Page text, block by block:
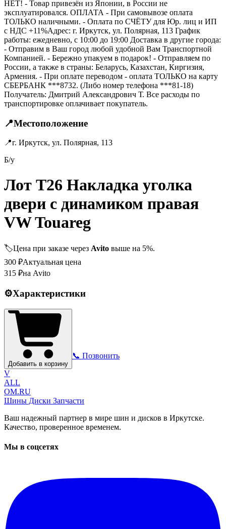
НЕТ! - Товар привезён из Японии, в России не
эксплуатировался. ОПЛАТА - При самовывозе оплата
ТОЛЬКО наличными. - Оплата по СЧЁТУ для Юр. лиц и ИП
с НДС +11%Адрес: г. Иркутск, ул. Полярная, 113 График
работы: ежедневно, с 10:00 до 19:00 Доставка в другие города:
- Отправим в Ваш город любой удобной Вам Транспортной
Компанией. - Бережно упакуем в подарок! - Отправляем по
России, а также в страны: Беларусь, Казахстан, Киргизия,
Армения. - При оплате переводом - оплата ТОЛЬКО на карту
СБЕРБАНК ***8732. (Либо номер телефона ***81-18)
Получатель: Дмитрий Александрович Т. Все расходы по
транспортировке оплачивает покупатель.
📍Местоположение
📍г. Иркутск, ул. Полярная, 113
Б/у
Лот T26 Накладка уголка
двери с динамиком правая
VW Touareg
🏷️Цена при заказе через Avito выше на 5%.
300 ₽Актуальная цена
315 ₽на Avito
⚙️Характеристики
Добавить в корзину
📞 Позвонить
V
ALL
OM.RU
Шины Диски Запчасти
Ваш надежный партнер в мире шин и дисков в Иркутске.
Качество, проверенное временем.
Мы в соцсетях